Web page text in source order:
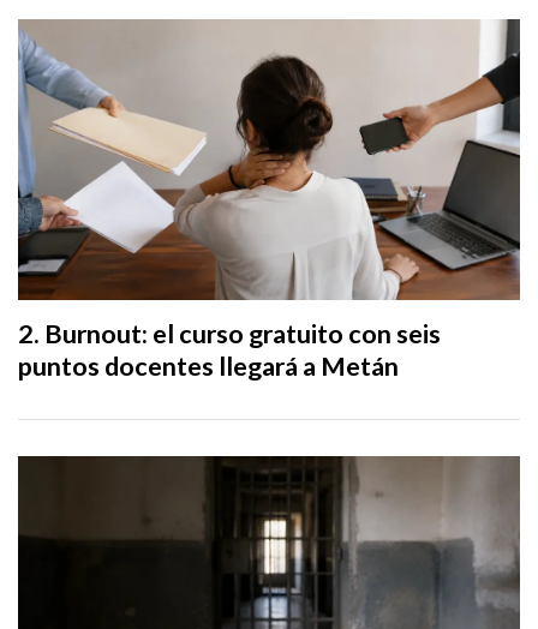
Burnout: el curso gratuito con seis
puntos docentes llegará a Metán